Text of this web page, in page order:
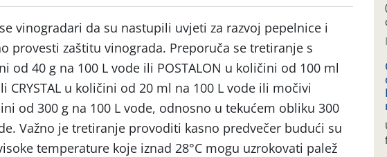
vinogradari da su nastupili uvjeti za razvoj pepelnice i
provesti zaštitu vinograda. Preporuča se tretiranje s
od 40 g na 100 L vode ili POSTALON u količini od 100 ml
CRYSTAL u količini od 20 ml na 100 L vode ili močivi
od 300 g na 100 L vode, odnosno u tekućem obliku 300
Važno je tretiranje provoditi kasno predvečer budući su
temperature koje iznad 28°C mogu uzrokovati palež